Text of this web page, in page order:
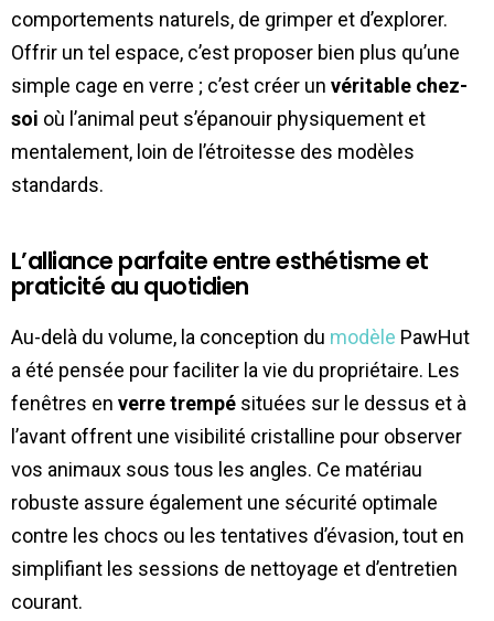
comportements naturels, de grimper et d’explorer.
Offrir un tel espace, c’est proposer bien plus qu’une
simple cage en verre ; c’est créer un véritable chez-
soi où l’animal peut s’épanouir physiquement et
mentalement, loin de l’étroitesse des modèles
standards.
L’alliance parfaite entre esthétisme et
praticité au quotidien
Au-delà du volume, la conception du modèle PawHut
a été pensée pour faciliter la vie du propriétaire. Les
fenêtres en verre trempé situées sur le dessus et à
l’avant offrent une visibilité cristalline pour observer
vos animaux sous tous les angles. Ce matériau
robuste assure également une sécurité optimale
contre les chocs ou les tentatives d’évasion, tout en
simplifiant les sessions de nettoyage et d’entretien
courant.